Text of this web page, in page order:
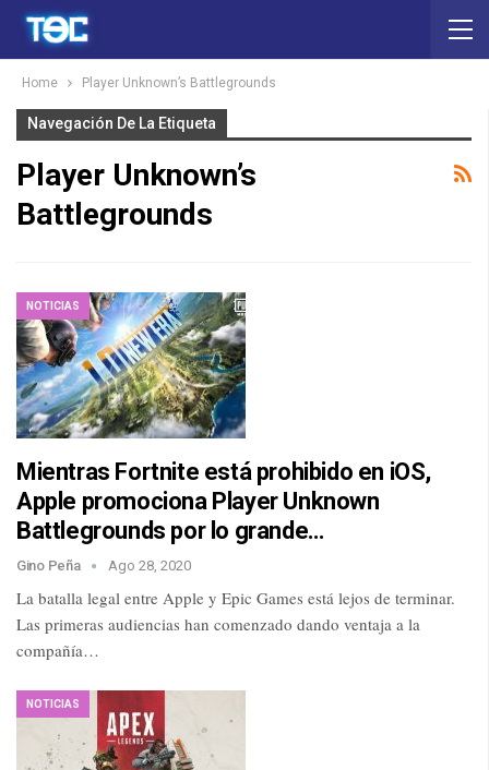
Home Player Unknown’s Battlegrounds
Navegación De La Etiqueta
Player Unknown’s
Battlegrounds
NOTICIAS
Mientras Fortnite está prohibido en iOS,
Apple promociona Player Unknown
Battlegrounds por lo grande…
Gino Peña Ago 28, 2020
La batalla legal entre Apple y Epic Games está lejos de terminar.
Las primeras audiencias han comenzado dando ventaja a la
compañía…
NOTICIAS